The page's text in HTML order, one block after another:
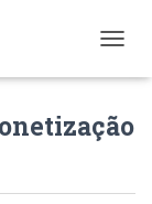
O
G
L